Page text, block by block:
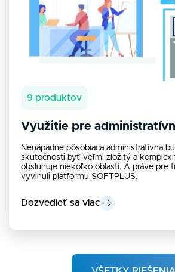
9 produktov
Využitie pre
Nenápadne pôsobiaca administratívna
skutočnosti byť veľmi zložitý a
obsluhuje niekoľko oblastí. A práve pre
vyvinuli platformu SOFTPLUS.
Dozvedieť sa viac